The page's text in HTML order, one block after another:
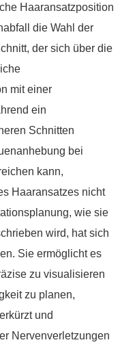
Haaransatzposition
die Wahl der
der sich über die
mit einer
ein
Schnitten
bei
kann,
Haaransatzes nicht
wie sie
wird, hat sich
Sie ermöglicht es
zu visualisieren
zu planen,
und
Nervenverletzungen